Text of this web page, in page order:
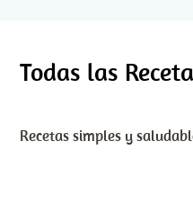
Todas las
Recetas simples y